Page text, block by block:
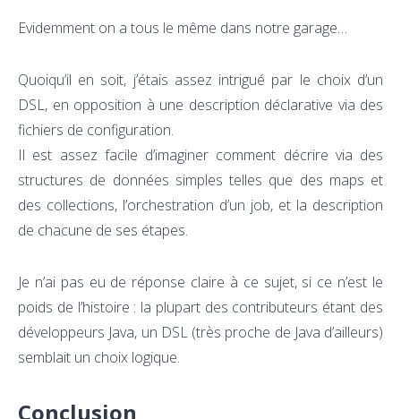
Evidemment on a tous le même dans notre garage…
Quoiqu’il en soit, j’étais assez intrigué par le choix d’un
DSL, en opposition à une description déclarative via des
fichiers de configuration.
Il est assez facile d’imaginer comment décrire via des
structures de données simples telles que des maps et
des collections, l’orchestration d’un job, et la description
de chacune de ses étapes.
Je n’ai pas eu de réponse claire à ce sujet, si ce n’est le
poids de l’histoire : la plupart des contributeurs étant des
développeurs Java, un DSL (très proche de Java d’ailleurs)
semblait un choix logique.
Conclusion